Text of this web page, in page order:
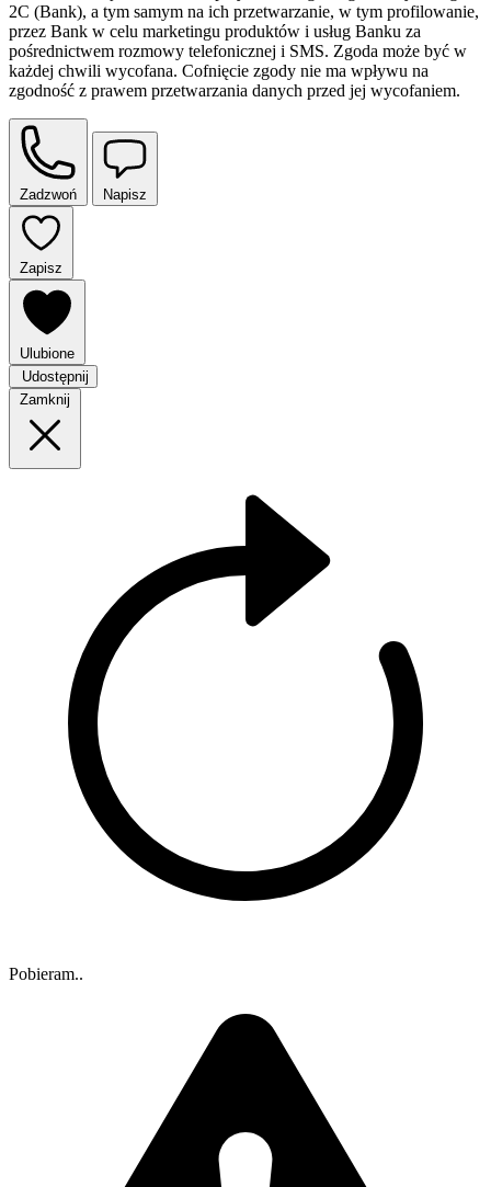
2C (Bank), a tym samym na ich przetwarzanie, w tym profilowanie,
przez Bank w celu marketingu produktów i usług Banku za
pośrednictwem rozmowy telefonicznej i SMS. Zgoda może być w
każdej chwili wycofana. Cofnięcie zgody nie ma wpływu na
zgodność z prawem przetwarzania danych przed jej wycofaniem.
Zadzwoń Napisz
Zapisz
Ulubione
Udostępnij
Zamknij
Pobieram..